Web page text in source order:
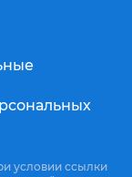
условии ссылки